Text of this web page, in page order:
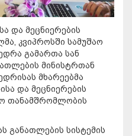
და მეცნიერების
კვიპროსში სამუშაო
გამართა სან
მინისტრთან
მხარეებმა
და მეცნიერების
თანამშრომლობის
განათლების სისტემის